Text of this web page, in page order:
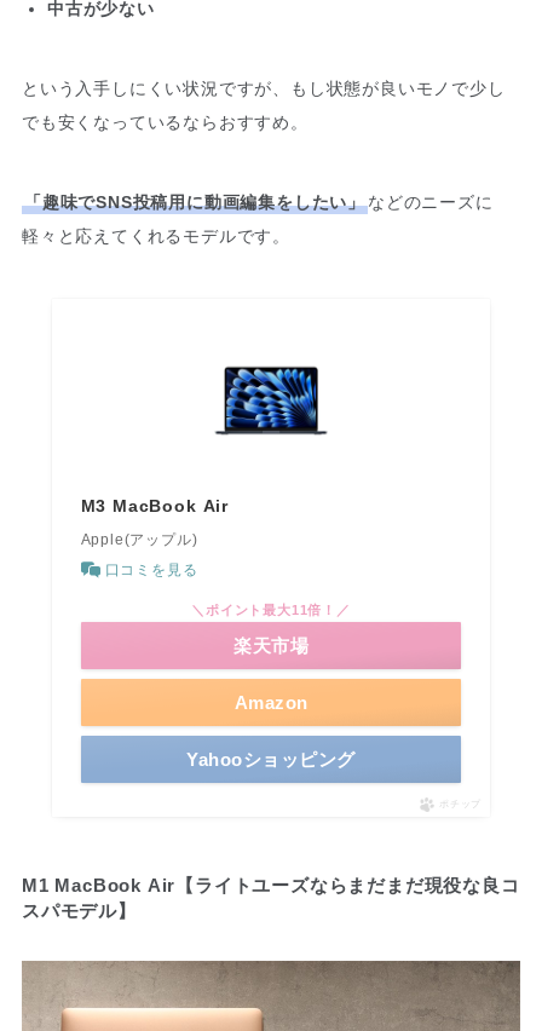
中古が少ない
という入手しにくい状況ですが、もし状態が良いモノで少し
でも安くなっているならおすすめ。
「趣味でSNS投稿用に動画編集をしたい」などのニーズに
軽々と応えてくれるモデルです。
M3 MacBook Air
Apple(アップル)
口コミを見る
Amazon
＼ポイント最大11倍！／
楽天市場
Yahooショッピング
ポチップ
M1 MacBook Air【ライトユーズならまだまだ現役な良コ
スパモデル】